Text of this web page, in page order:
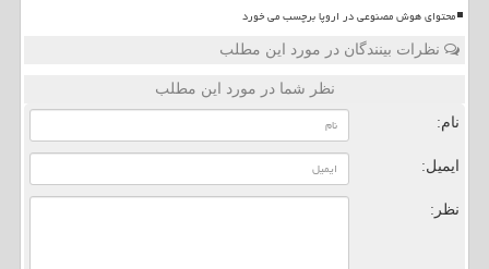
محتوای هوش مصنوعی در اروپا برچسب می خورد
نظرات بینندگان در مورد این مطلب
نظر شما در مورد این مطلب
نام:
ایمیل:
نظر: